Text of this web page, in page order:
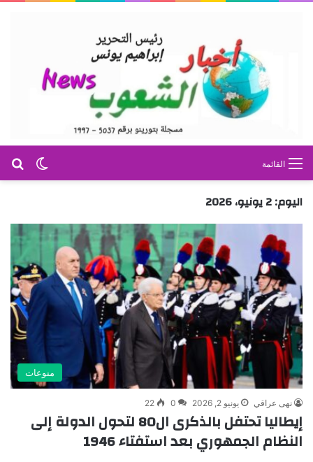
الوضع القائمة
اليوم:2 يونيو، 2026
منوعات
نهى عراقي يونيو 2, 2026 0
22
إيطاليا تحتفل بالذكرى ال80 لتحول الدولة إلى
النظام الجمهوري بعد استفتاء 1946